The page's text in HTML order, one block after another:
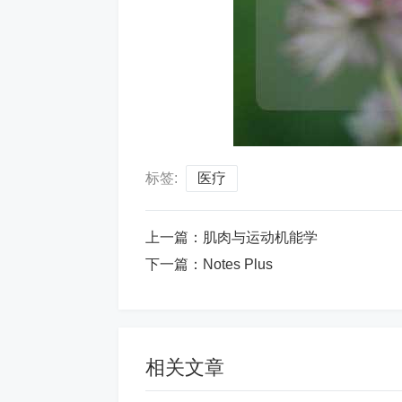
标签: 医疗
上一篇： 肌肉与运动机能学
下一篇： Notes Plus
相关文章